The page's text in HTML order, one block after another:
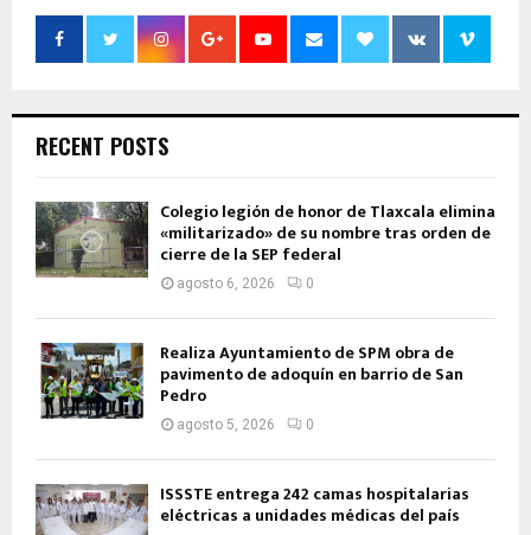
RECENT POSTS
Colegio legión de honor de Tlaxcala elimina
«militarizado» de su nombre tras orden de
cierre de la SEP federal
agosto 6, 2026 0
Realiza Ayuntamiento de SPM obra de
pavimento de adoquín en barrio de San
Pedro
agosto 5, 2026 0
ISSSTE entrega 242 camas hospitalarias
eléctricas a unidades médicas del país